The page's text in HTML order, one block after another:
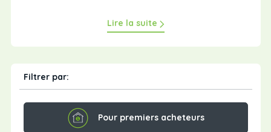
Filtrer par:
Pour premiers acheteurs
Lire la suite